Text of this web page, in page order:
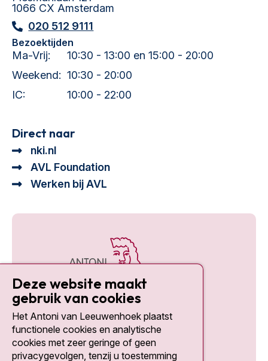
1066 CX Amsterdam
020 512 9111
Bezoektijden
Ma-Vrij:
10:30 - 13:00 en 15:00 - 20:00
Weekend: 10:30 - 20:00
IC:
10:00 - 22:00
Direct naar
nki.nl
AVL Foundation
Werken bij AVL
Social media
Deze website maakt
gebruik van cookies
Het Antoni van Leeuwenhoek plaatst
functionele cookies en analytische
cookies met zeer geringe of geen
privacygevolgen, tenzij u toestemming